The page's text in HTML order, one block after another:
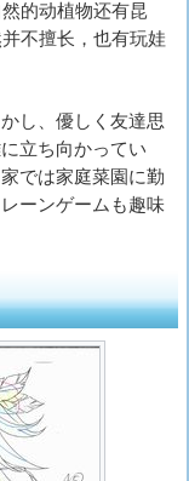
的动植物还有昆
不擅长，也有玩娃
し、優しく友達思
立ち向かってい
では家庭菜園に勤
ーンゲームも趣味